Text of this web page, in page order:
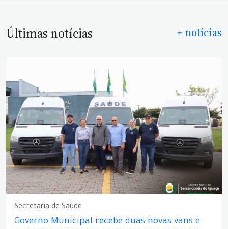
Últimas notícias + notícias
Secretaria de Saúde
Governo Municipal recebe duas novas vans e